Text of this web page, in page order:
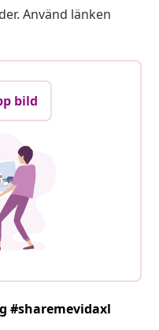
Använd länken
bild
#sharemevidaxl